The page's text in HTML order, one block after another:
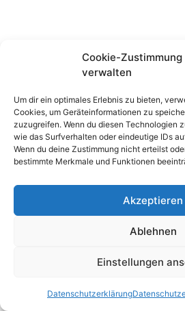
Cookie-Zustimmung
verwalten
Um dir ein optimales Erlebnis zu bieten,
Cookies, um Geräteinformationen zu
zuzugreifen. Wenn du diesen Technologien
wie das Surfverhalten oder eindeutige IDs
Wenn du deine Zustimmung nicht erteilst
bestimmte Merkmale und Funktionen
Akzeptieren
Ablehnen
Einstellungen
Datenschutzerklärung